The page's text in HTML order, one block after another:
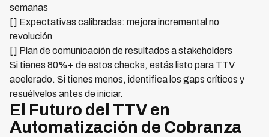
semanas
[ ] Expectativas calibradas: mejora incremental no
revolución
[ ] Plan de comunicación de resultados a stakeholders
Si tienes 80%+ de estos checks, estás listo para TTV
acelerado. Si tienes menos, identifica los gaps críticos y
resuélvelos antes de iniciar.
El Futuro del TTV en
Automatización de Cobranza